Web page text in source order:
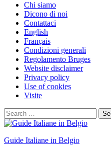
Chi siamo
Dicono di noi
Contattaci
English
Français
Condizioni generali
Regolamento Bruges
Website disclaimer
Privacy policy
Use of cookies
Visite
Search
for:
Guide Italiane in Belgio